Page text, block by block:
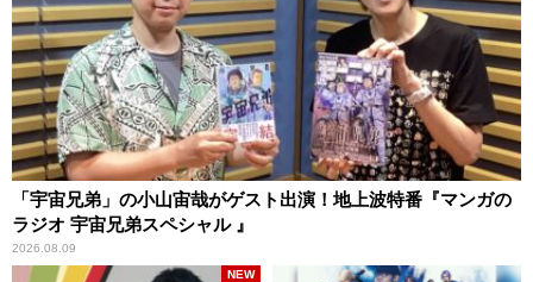
「宇宙兄弟」の小山宙哉がゲスト出演！地上波特番『マンガの
ラジオ 宇宙兄弟スペシャル 』
2026.08.09
NEW